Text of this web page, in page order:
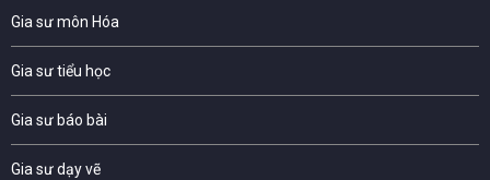
Gia sư môn Hóa
Gia sư tiểu học
Gia sư báo bài
Gia sư dạy vẽ